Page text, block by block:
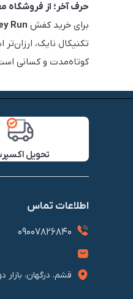
حرف آخر؛ از فروشگاه
برای خرید کفش Run
تکنیکال نایک،
کوتاه‌مدت و کسانی
تحویل
اطلاعات تماس
09007826840
قشم، درگهان، بازار